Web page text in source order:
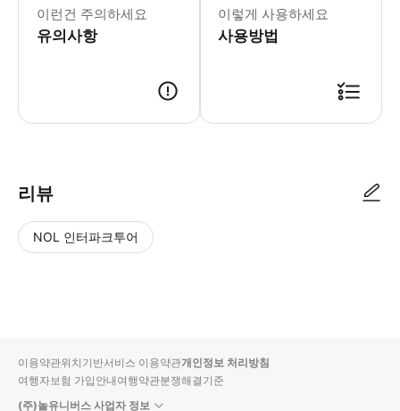
이런건 주의하세요
유의사항
이렇게 사용하세요
사용방법
리뷰
NOL 인터파크투어
입니
다.
순
상
이용약관위치기반서비스 이용약관개인정보 처리방침
여행자보험 가입안내여행약관분쟁해결기준
(주)놀유니버스 사업자 정보